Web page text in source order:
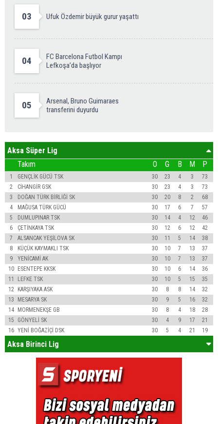
03 Ufuk Özdemir büyük gurur yaşattı
04
FC Barcelona Futbol Kampı
Lefkoşa’da başlıyor
05
Arsenal, Bruno Guimaraes
transferini duyurdu
Aksa Süper Lig
Takım
O G B M P
1 GENÇLİK GÜCÜ TSK 30 23 4 3
73
2
CİHANGİR GSK 30 23 4 3
73
3
DOĞAN TÜRK BİRLİĞİ SK 30 20 8 2
68
4
MAĞUSA TÜRK GÜCÜ 30 17 6 7
57
5
DUMLUPINAR TSK 30 14 4 12
46
6
ÇETİNKAYA TSK 30 12 6 12
42
7
ALSANCAK YEŞİLOVA SK 30 11 5 14
38
8
KÜÇÜK KAYMAKLI TSK 30 10 7 13
37
9
YENİCAMİ AK 30 10 7 13
37
10 ESENTEPE KKSK 30 10 6 14
36
11
LEFKE TSK 30 10 5 15
35
12
KARŞIYAKA ASK 30 8 8 14
32
13
MESARYA SK 30 9 5 16
32
14 MORMENEKŞE GB 30 8 4 18
28
15
GÖNYELİ SK 30 4 9 17
21
16 YENİ BOĞAZİÇİ DSK 30 5 4 21 19
Aksa Birinci Lig